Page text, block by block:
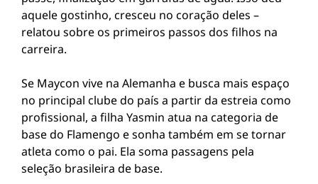
aquele gostinho, cresceu no coração deles –
relatou sobre os primeiros passos dos filhos na
carreira.
Se Maycon vive na Alemanha e busca mais espaço
no principal clube do país a partir da estreia como
profissional, a filha Yasmin atua na categoria de
base do Flamengo e sonha também em se tornar
atleta como o pai. Ela soma passagens pela
seleção brasileira de base.